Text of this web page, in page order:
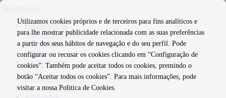
Página Inicial
Quartos & Casas
Localização
Galeria
Contacte-nos
Quartos & Casas
Costa Vicentina
Utilizamos cookies próprios e de terceiros para fins analíticos e
para lhe mostrar publicidade relacionada com as suas preferências
a partir dos seus hábitos de navegação e do seu perfil. Pode
configurar ou recusar os cookies clicando em “Configuração de
cookies”. Também pode aceitar todos os cookies, premindo o
botão “Aceitar todos os cookies”. Para mais informações, pode
visitar a nossa Politica de Cookies.